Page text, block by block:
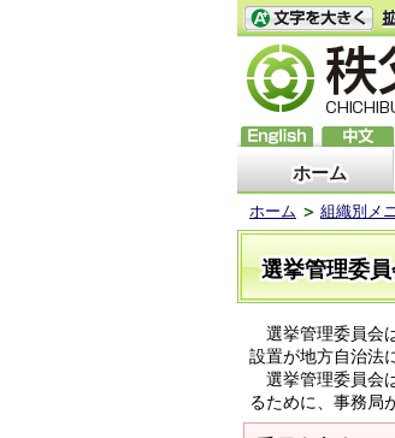
ホーム
ホーム 組織別メ
選挙管理委
選挙管理委員会
設置が地方自治法
選挙管理委員会
るために、事務局